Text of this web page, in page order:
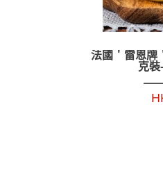
法國＇雷恩牌
克裝